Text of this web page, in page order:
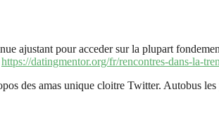
ajustant pour acceder sur la plupart
https://datingmentor.org/fr/rencontres-dans-la-
des amas unique cloitre Twitter. Autobus